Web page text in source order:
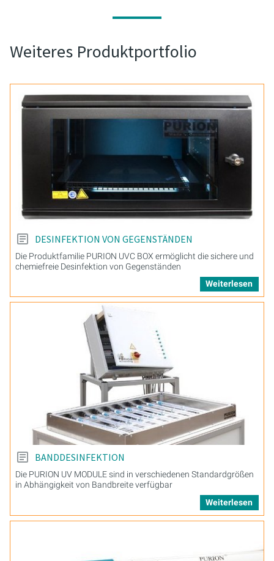
Weiteres Produktportfolio
DESINFEKTION VON GEGENSTÄNDEN
Die Produktfamilie PURION UVC BOX ermöglicht die sichere und
chemiefreie Desinfektion von Gegenständen
Weiterlesen
BANDDESINFEKTION
Die PURION UV MODULE sind in verschiedenen Standardgrößen
in Abhängigkeit von Bandbreite verfügbar
Weiterlesen